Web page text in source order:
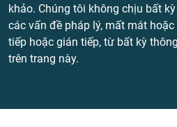
khảo. Chúng tôi không chịu bất
các vấn đề pháp lý, mất mát
tiếp hoặc gián tiếp, từ bất kỳ
trên trang này.